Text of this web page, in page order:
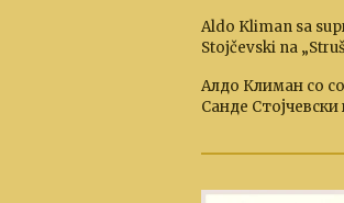
Aldo Kliman sa
Stojčevski na
Алдо Климан со
Санде